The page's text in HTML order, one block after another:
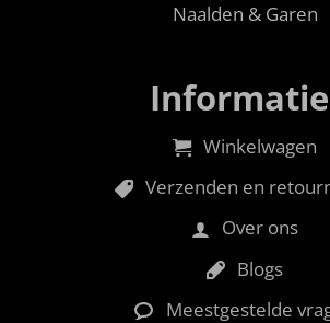
Naalden & Garen
Informatie
Winkelwagen
Verzenden en
Over ons
Blogs
Meestgestelde